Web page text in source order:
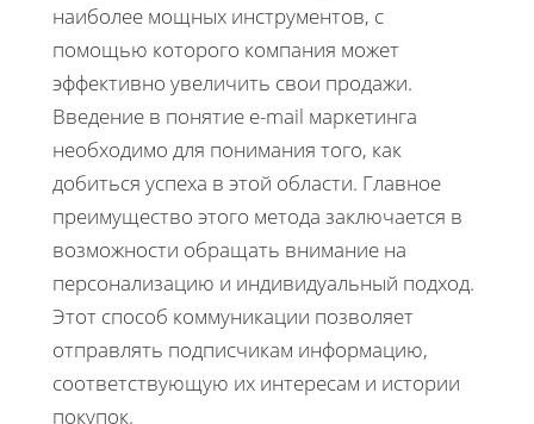
наиболее мощных инструментов, с
помощью которого компания может
эффективно увеличить свои продажи.
Введение в понятие e-mail маркетинга
необходимо для понимания того, как
добиться успеха в этой области. Главное
преимущество этого метода заключается в
возможности обращать внимание на
персонализацию и индивидуальный подход.
Этот способ коммуникации позволяет
отправлять подписчикам информацию,
соответствующую их интересам и истории
покупок.